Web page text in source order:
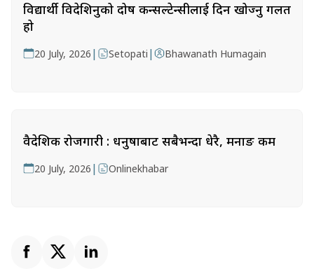
विद्यार्थी विदेशिनुको दोष कन्सल्टेन्सीलाई दिन खोज्नु गलत
हो
20 July, 2026 | Setopati | Bhawanath Humagain
वैदेशिक रोजगारी : धनुषाबाट सबैभन्दा धेरै, मनाङ कम
20 July, 2026 | Onlinekhabar